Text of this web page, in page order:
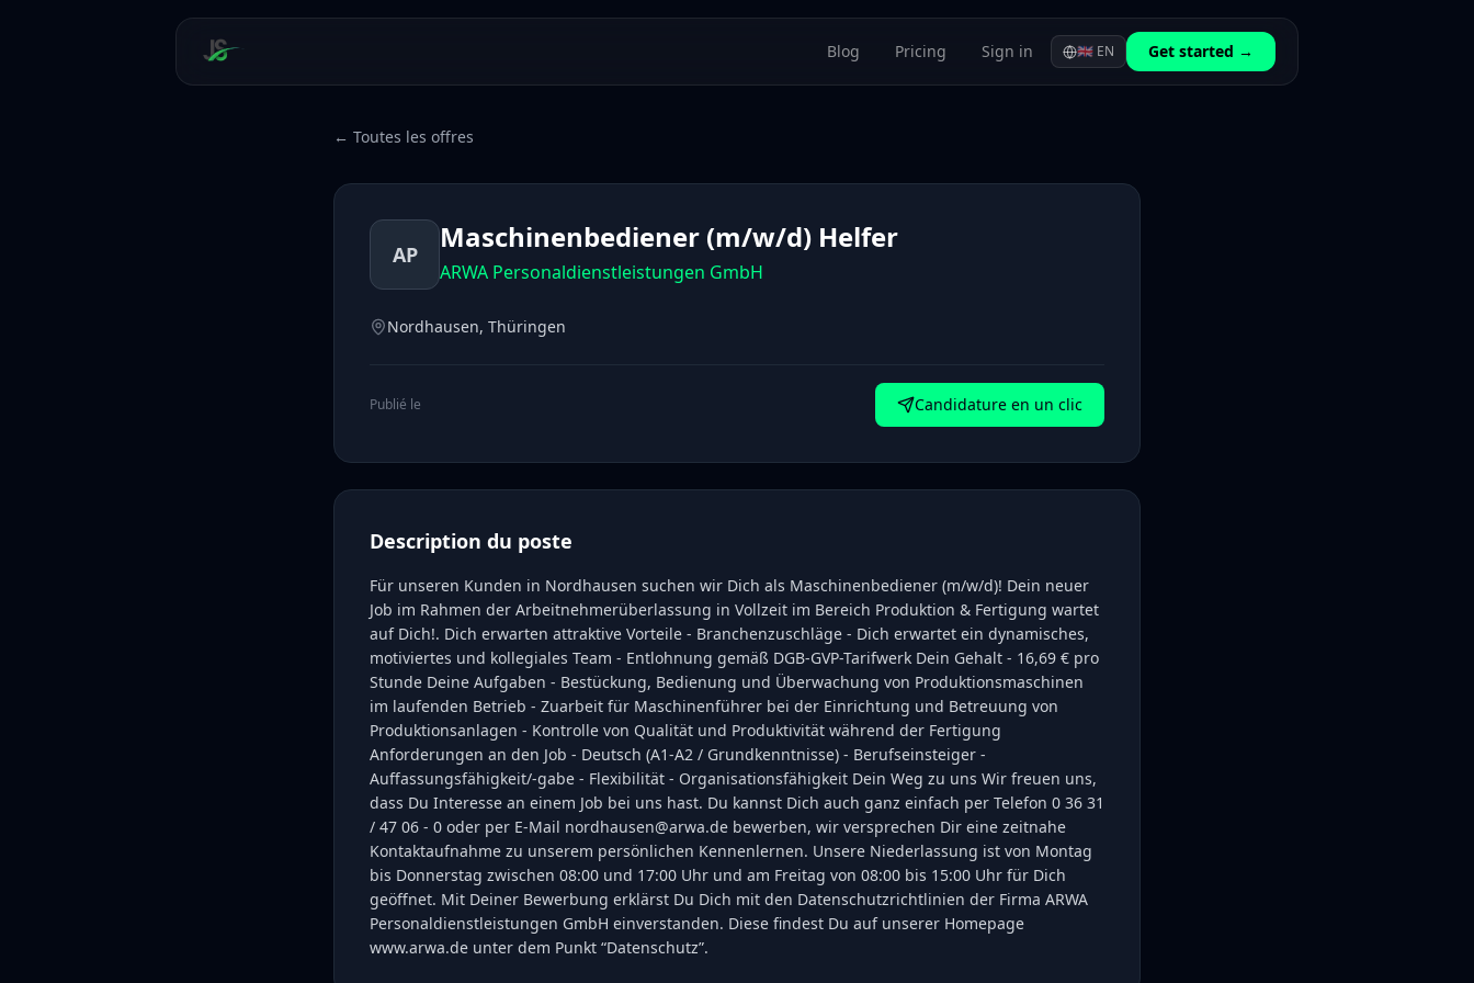
Blog Pricing Sign in 🇬🇧 EN Get started →
← Toutes les offres
AP Maschinenbediener (m/w/d) Helfer
ARWA Personaldienstleistungen GmbH
Nordhausen, Thüringen
Publié le Candidature en un clic
Description du poste
Für unseren Kunden in Nordhausen suchen wir Dich als Maschinenbediener (m/w/d)! Dein neuer
Job im Rahmen der Arbeitnehmerüberlassung in Vollzeit im Bereich Produktion & Fertigung wartet
auf Dich!. Dich erwarten attraktive Vorteile - Branchenzuschläge - Dich erwartet ein dynamisches,
motiviertes und kollegiales Team - Entlohnung gemäß DGB-GVP-Tarifwerk Dein Gehalt - 16,69 € pro
Stunde Deine Aufgaben - Bestückung, Bedienung und Überwachung von Produktionsmaschinen
im laufenden Betrieb - Zuarbeit für Maschinenführer bei der Einrichtung und Betreuung von
Produktionsanlagen - Kontrolle von Qualität und Produktivität während der Fertigung
Anforderungen an den Job - Deutsch (A1-A2 / Grundkenntnisse) - Berufseinsteiger -
Auffassungsfähigkeit/-gabe - Flexibilität - Organisationsfähigkeit Dein Weg zu uns Wir freuen uns,
dass Du Interesse an einem Job bei uns hast. Du kannst Dich auch ganz einfach per Telefon 0 36 31
/ 47 06 - 0 oder per E-Mail nordhausen@arwa.de bewerben, wir versprechen Dir eine zeitnahe
Kontaktaufnahme zu unserem persönlichen Kennenlernen. Unsere Niederlassung ist von Montag
bis Donnerstag zwischen 08:00 und 17:00 Uhr und am Freitag von 08:00 bis 15:00 Uhr für Dich
geöffnet. Mit Deiner Bewerbung erklärst Du Dich mit den Datenschutzrichtlinien der Firma ARWA
Personaldienstleistungen GmbH einverstanden. Diese findest Du auf unserer Homepage
www.arwa.de unter dem Punkt “Datenschutz”.